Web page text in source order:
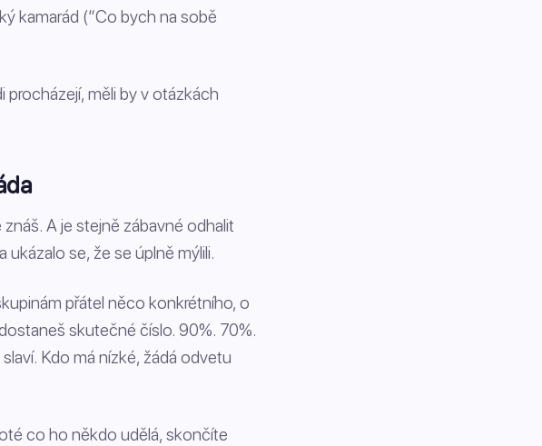
kamarád (“Co bych na sobě
procházejí, měli by v otázkách
A je stejně zábavné odhalit
se, že se úplně mýlili.
přátel něco konkrétního, o
skutečné číslo. 90%. 70%.
Kdo má nízké, žádá odvetu
co ho někdo udělá, skončíte